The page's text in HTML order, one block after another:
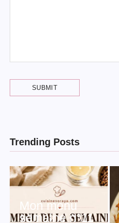
Trending Posts
Mon menu
semaine n°11